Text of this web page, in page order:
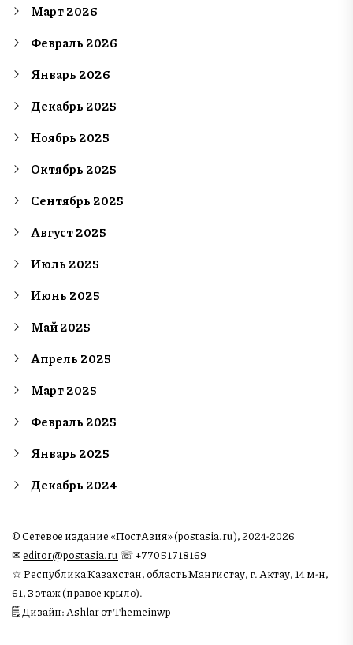
Март 2026
Февраль 2026
Январь 2026
Декабрь 2025
Ноябрь 2025
Октябрь 2025
Сентябрь 2025
Август 2025
Июль 2025
Июнь 2025
Май 2025
Апрель 2025
Март 2025
Февраль 2025
Январь 2025
Декабрь 2024
© Сетевое издание «ПостАзия» (postasia.ru), 2024-2026
✉︎editor@postasia.ru ☏ +77051718169
☆ Республика Казахстан, область Мангистау, г. Актау, 14 м-н,
61, 3 этаж (правое крыло).
🗒 Дизайн: Ashlar от Themeinwp